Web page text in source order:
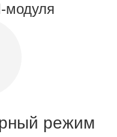
модуля
режим